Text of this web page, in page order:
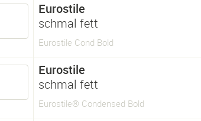
Eurostile
schmal fett
Eurostile Cond Bold
Eurostile
schmal fett
Eurostile® Condensed Bold